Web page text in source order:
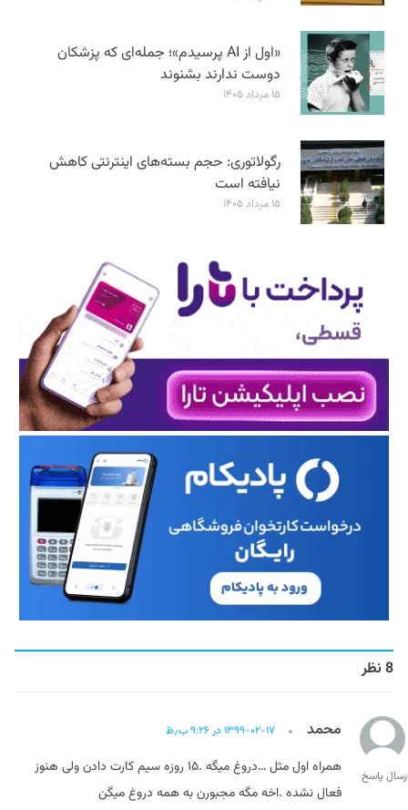
«اول از AI پرسیدم»؛ جمله‌ای که پزشکان
دوست ندارند بشنوند
۱۵ مرداد ۱۴۰۵
رگولاتوری: حجم بسته‌های اینترنتی کاهش
نیافته است
۱۵ مرداد ۱۴۰۵
8 نظر
محمد ۱۳۹۹-۰۲-۱۷ در ۹:۲۶ ب٫ظ
همراه اول مثل …دروغ میگه .۱۵ روزه سیم کارت دادن ولی هنوز
فعال نشده .اخه مگه مجبورن به همه دروغ میگن
پاسخ